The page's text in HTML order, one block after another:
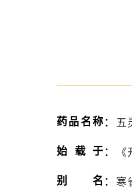
药品名称：
五
始载于：
别名 ： 寒